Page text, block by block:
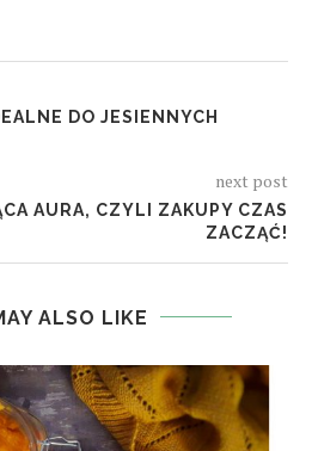
DO JESIENNYCH
next post
AURA, CZYLI ZAKUPY CZAS
ZACZĄĆ!
ALSO LIKE